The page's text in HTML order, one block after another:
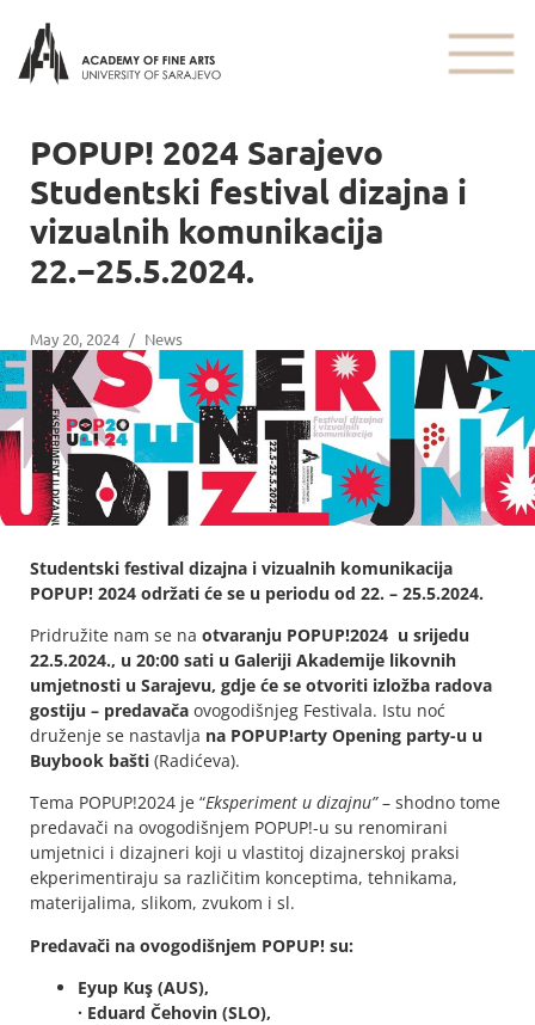
POPUP! 2024 Sarajevo
Studentski festival dizajna i
vizualnih komunikacija
22.−25.5.2024.
May 20, 2024 / News
Studentski festival dizajna i vizualnih komunikacija
POPUP! 2024 održati će se u periodu od 22. – 25.5.2024.
Pridružite nam se na otvaranju POPUP!2024 u srijedu
22.5.2024., u 20:00 sati u Galeriji Akademije likovnih
umjetnosti u Sarajevu, gdje će se otvoriti izložba radova
gostiju – predavača ovogodišnjeg Festivala. Istu noć
druženje se nastavlja na POPUP!arty Opening party-u u
Buybook bašti (Radićeva).
Tema POPUP!2024 je “Eksperiment u dizajnu”– shodno tome
predavači na ovogodišnjem POPUP!-u su renomirani
umjetnici i dizajneri koji u vlastitoj dizajnerskoj praksi
ekperimentiraju sa različitim konceptima, tehnikama,
materijalima, slikom, zvukom i sl.
Predavači na ovogodišnjem POPUP! su:
Eyup Kuş (AUS),
· Eduard Čehovin (SLO),